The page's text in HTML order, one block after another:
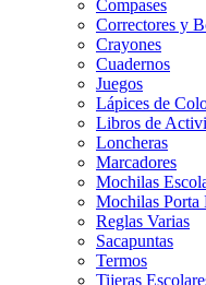
Compases
Correctores y
Crayones
Cuadernos
Juegos
Lápices de
Libros de
Loncheras
Marcadores
Mochilas
Mochilas Porta
Reglas Varias
Sacapuntas
Termos
Tijeras